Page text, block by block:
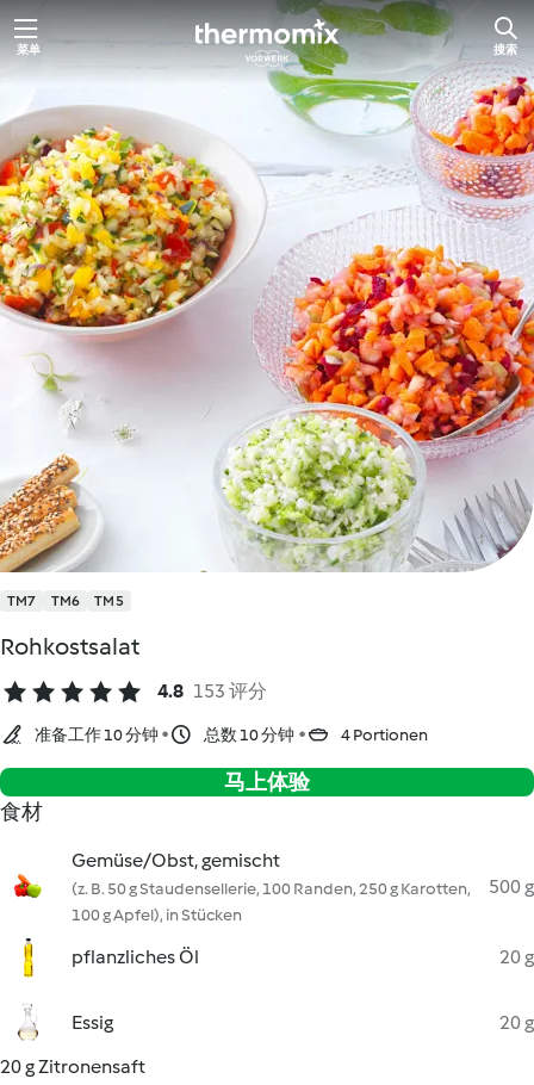
跳菜单 搜索
TM7 TM6 TM5
Rohkostsalat
4.8 153 评分
准备工作 10 分钟 总数 10 分钟 4 Portionen
马上体验
食材
Gemüse/Obst, gemischt
(z. B. 50 g Staudensellerie, 100 Randen, 250 g Karotten,
100 g Apfel), in Stücken
500 g
pflanzliches Öl 20 g
Essig
20 g
20 g Zitronensaft